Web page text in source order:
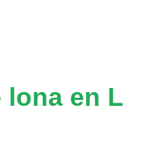
lona en L